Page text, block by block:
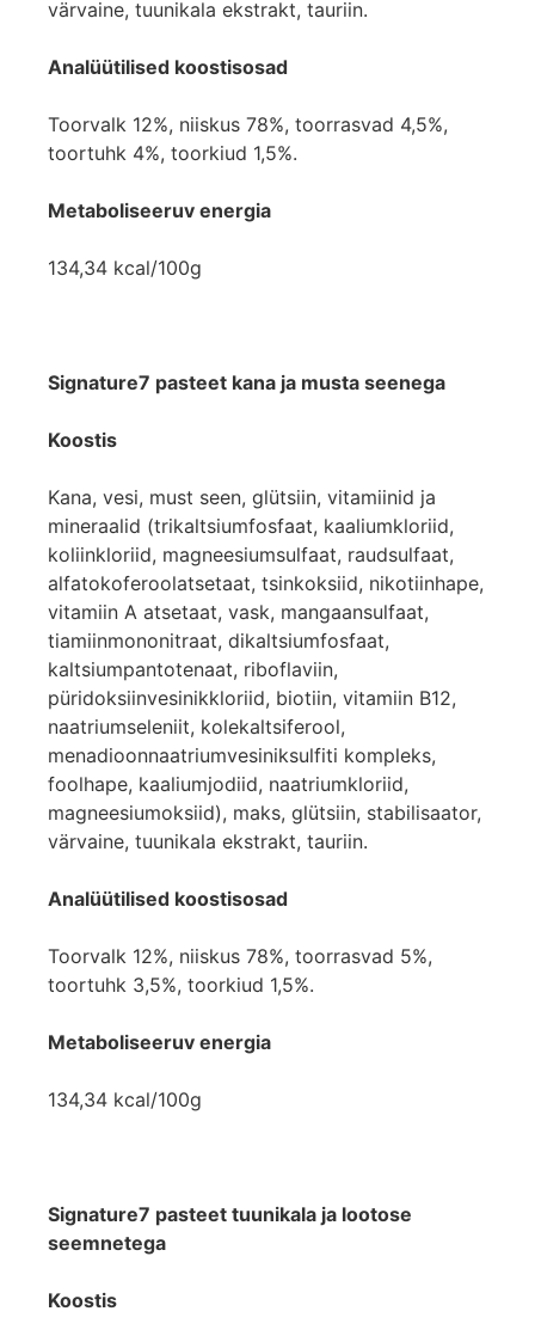
värvaine, tuunikala ekstrakt, tauriin.
Analüütilised koostisosad
Toorvalk 12%, niiskus 78%, toorrasvad 4,5%,
toortuhk 4%, toorkiud 1,5%.
Metaboliseeruv energia
134,34 kcal/100g
Signature7 pasteet kana ja musta seenega
Koostis
Kana, vesi, must seen, glütsiin, vitamiinid ja
mineraalid (trikaltsiumfosfaat, kaaliumkloriid,
koliinkloriid, magneesiumsulfaat, raudsulfaat,
alfatokoferoolatsetaat, tsinkoksiid, nikotiinhape,
vitamiin A atsetaat, vask, mangaansulfaat,
tiamiinmononitraat, dikaltsiumfosfaat,
kaltsiumpantotenaat, riboflaviin,
püridoksiinvesinikkloriid, biotiin, vitamiin B12,
naatriumseleniit, kolekaltsiferool,
menadioonnaatriumvesiniksulfiti kompleks,
foolhape, kaaliumjodiid, naatriumkloriid,
magneesiumoksiid), maks, glütsiin, stabilisaator,
värvaine, tuunikala ekstrakt, tauriin.
Analüütilised koostisosad
Toorvalk 12%, niiskus 78%, toorrasvad 5%,
toortuhk 3,5%, toorkiud 1,5%.
Metaboliseeruv energia
134,34 kcal/100g
Signature7 pasteet tuunikala ja lootose
seemnetega
Koostis